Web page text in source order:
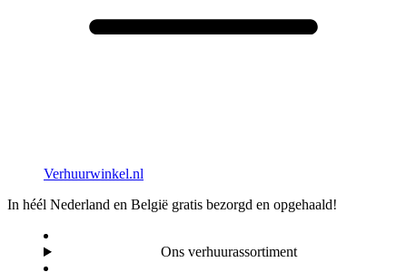
Verhuurwinkel.nl
In héél Nederland en België gratis bezorgd en opgehaald!
Ons verhuurassortiment